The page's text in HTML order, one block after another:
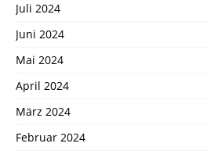
Juli 2024
Juni 2024
Mai 2024
April 2024
März 2024
Februar 2024